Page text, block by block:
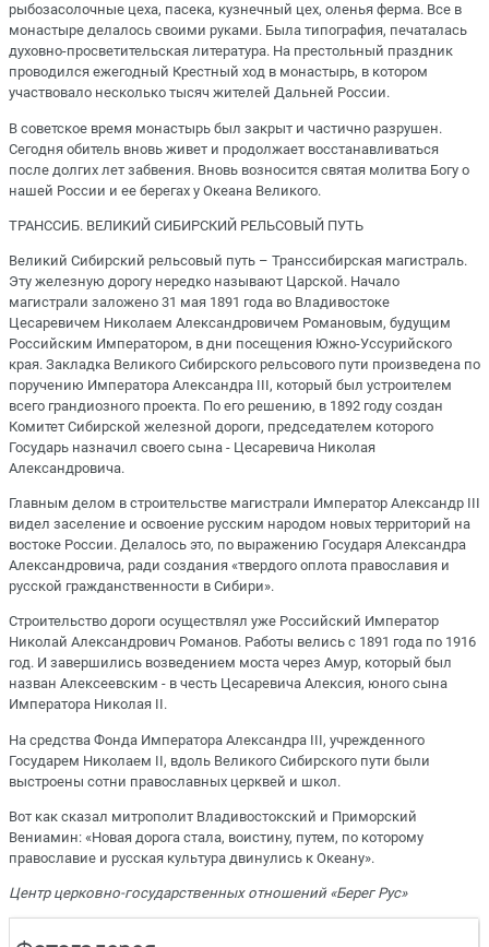
рыбозасолочные цеха, пасека, кузнечный цех, оленья ферма. Все в
монастыре делалось своими руками. Была типография, печаталась
духовно-просветительская литература. На престольный праздник
проводился ежегодный Крестный ход в монастырь, в котором
участвовало несколько тысяч жителей Дальней России.
В советское время монастырь был закрыт и частично разрушен.
Сегодня обитель вновь живет и продолжает восстанавливаться
после долгих лет забвения. Вновь возносится святая молитва Богу о
нашей России и ее берегах у Океана Великого.
ТРАНССИБ. ВЕЛИКИЙ СИБИРСКИЙ РЕЛЬСОВЫЙ ПУТЬ
Великий Сибирский рельсовый путь – Транссибирская магистраль.
Эту железную дорогу нередко называют Царской. Начало
магистрали заложено 31 мая 1891 года во Владивостоке
Цесаревичем Николаем Александровичем Романовым, будущим
Российским Императором, в дни посещения Южно-Уссурийского
края. Закладка Великого Сибирского рельсового пути произведена по
поручению Императора Александра III, который был устроителем
всего грандиозного проекта. По его решению, в 1892 году создан
Комитет Сибирской железной дороги, председателем которого
Государь назначил своего сына - Цесаревича Николая
Александровича.
Главным делом в строительстве магистрали Император Александр III
видел заселение и освоение русским народом новых территорий на
востоке России. Делалось это, по выражению Государя Александра
Александровича, ради создания «твердого оплота православия и
русской гражданственности в Сибири».
Строительство дороги осуществлял уже Российский Император
Николай Александрович Романов. Работы велись с 1891 года по 1916
год. И завершились возведением моста через Амур, который был
назван Алексеевским - в честь Цесаревича Алексия, юного сына
Императора Николая II.
На средства Фонда Императора Александра III, учрежденного
Государем Николаем II, вдоль Великого Сибирского пути были
выстроены сотни православных церквей и школ.
Вот как сказал митрополит Владивостокский и Приморский
Вениамин: «Новая дорога стала, воистину, путем, по которому
православие и русская культура двинулись к Океану».
Центр церковно-государственных отношений «Берег Рус»